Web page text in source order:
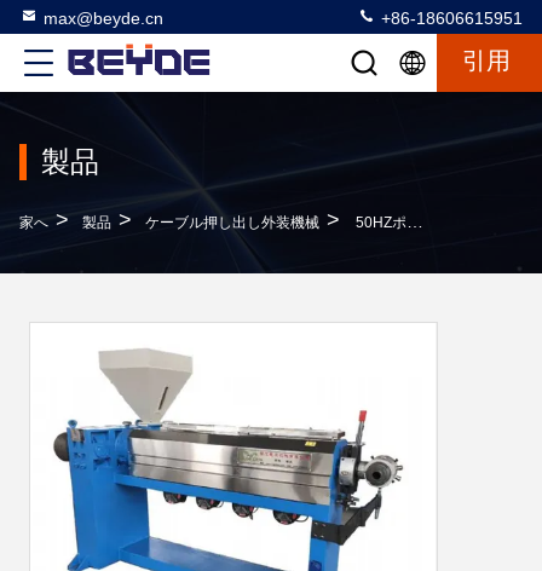
max@beyde.cn +86-18606615951
引用
製品
家へ > 製品 > ケーブル押し出し外装機械 > 50HZポリ塩化ビニール ケーブルの押出機機械コーティング電気ワイヤー作成